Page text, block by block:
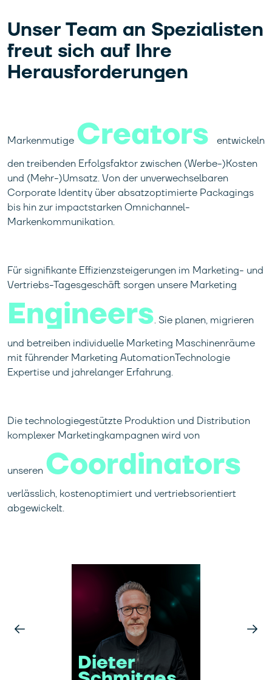
Unser Team an Spezialisten
freut sich auf Ihre
Herausforderungen
Markenmutige Creators
entwickeln
den treibenden Erfolgsfaktor zwischen (Werbe-)Kosten
und (Mehr-)Umsatz. Von der unverwechselbaren
Corporate Identity über absatzoptimierte Packagings
bis hin zur impactstarken Omnichannel-
Markenkommunikation.
Für signifikante Effizienzsteigerungen im Marketing- und
Vertriebs-Tagesgeschäft sorgen unsere Marketing
Engineers. Sie planen, migrieren
und betreiben individuelle Marketing Maschinenräume
mit führender Marketing AutomationTechnologie
Expertise und jahrelanger Erfahrung.
Die technologiegestützte Produktion und Distribution
komplexer Marketingkampagnen wird von
unseren Coordinators
verlässlich, kostenoptimiert und vertriebsorientiert
abgewickelt.
Josefine